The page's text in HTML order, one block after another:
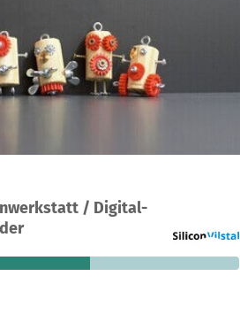
/ Digital-
Vilsbiburg usw.), Deutschland
60 %
fehlen noch